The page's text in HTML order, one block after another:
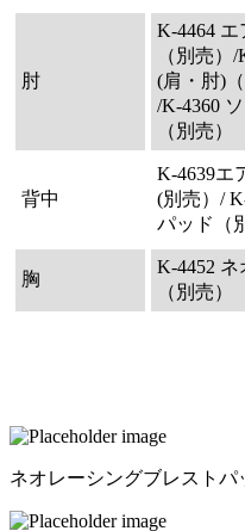
肘
K-4464
（別売）
(肩・肘)（
/K-4360
（別売）
背中
K-4639エ
(別売）/
パッド（
胸
K-4452
（別売）
ネオレーシングブレストパ